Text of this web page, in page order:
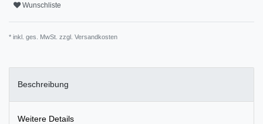
Wunschliste
* inkl. ges. MwSt. zzgl. Versandkosten
Beschreibung
Weitere Details